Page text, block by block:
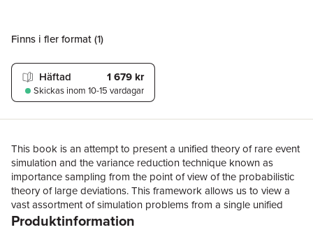
Finns i fler format (1)
Häftad 1 679 kr
Skickas inom 10-15 vardagar
This book is an attempt to present a unified theory of rare event
simulation and the variance reduction technique known as
importance sampling from the point of view of the probabilistic
theory of large deviations. This framework allows us to view a
vast assortment of simulation problems from a single unified
perspective. It gives a great deal of insight into the fundamental
Produktinformation